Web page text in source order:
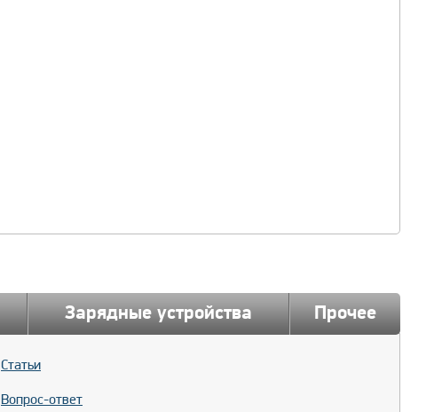
Зарядные устройства Прочее
Статьи
Вопрос-ответ